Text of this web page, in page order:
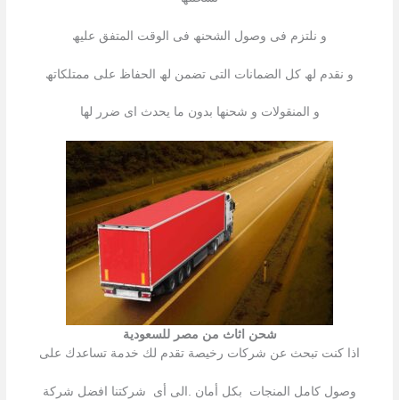
و نلتزم فى وصول الشحنھ فى الوقت المتفق علیھ
و نقدم لھ كل الضمانات التى تضمن لھ الحفاظ على ممتلكاتھ
و المنقولات و شحنھا بدون ما یحدث اى ضرر لھا
شحن اثاث من مصر للسعودية
اذا كنت تبحث عن شركات رخیصة تقدم لك خدمة تساعدك على
وصول كامل المنجات بكل أمان .الى أى شركتنا افضل شركة